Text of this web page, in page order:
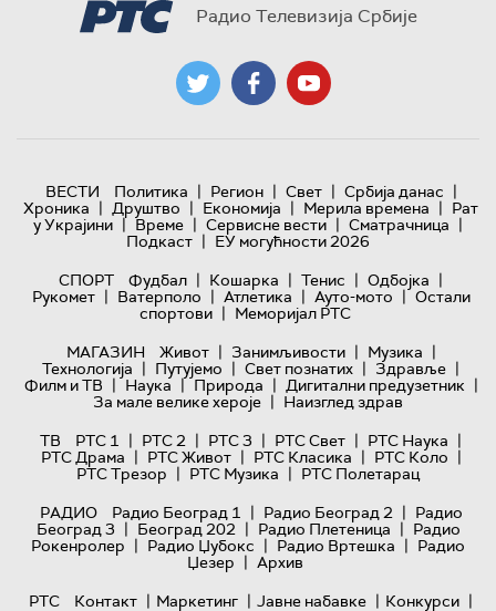
Радио Телевизија Србије
ВЕСТИ Политика | Регион | Свет | Србија данас |
Хроника | Друштво | Економија | Мерила времена | Рат
у Украјини | Време | Сервисне вести | Сматрачница |
Подкаст | ЕУ могућности 2026
СПОРТ
Фудбал | Кошарка | Тенис | Одбојка |
Рукомет | Ватерполо | Атлетика | Ауто-мото | Остали
спортови | Меморијал РТС
МАГАЗИН
Живот | Занимљивости | Музика |
Технологијa | Путујемо | Свет познатих | Здравље |
Филм и ТВ | Наука | Природа | Дигитални предузетник |
За мале велике хероје | Наизглед здрав
ТВ
РТС 1 | РТС 2 | РТС 3 | РТС Свет | РТС Наука |
РТС Драма | РТС Живот | РТС Класика | РТС Коло |
РТС Трезор | РТС Музика | РТС Полетарац
РАДИО
Радио Београд 1 | Радио Београд 2 | Радио
Београд 3 | Београд 202 | Радио Плетеница | Радио
Рокенролер | Радио Џубокс | Радио Вртешка | Радио
Џезер | Архив
РТС
Контакт | Маркетинг | Јавне набавке | Конкурси |